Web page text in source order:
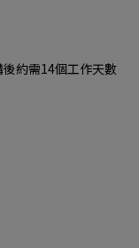
約需14個工作天數